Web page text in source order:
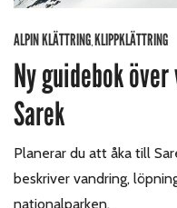
ALPIN KLÄTTRING,KLIPPKLÄTTRING
Ny guidebok
Sarek
Planerar du att åka till
beskriver vandring,
nationalparken.